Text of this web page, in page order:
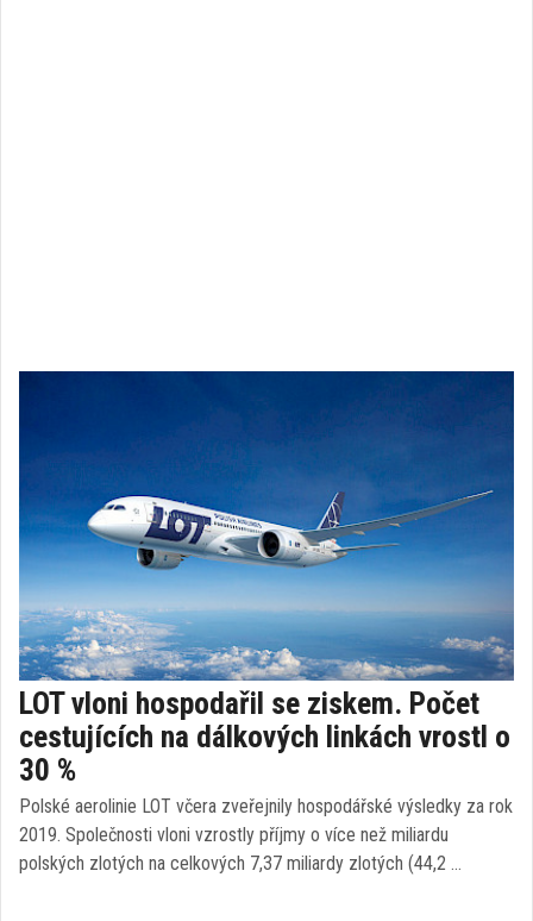
LOT vloni hospodařil se ziskem. Počet
cestujících na dálkových linkách vrostl o
30 %
Polské aerolinie LOT včera zveřejnily hospodářské výsledky za rok
2019. Společnosti vloni vzrostly příjmy o více než miliardu
polských zlotých na celkových 7,37 miliardy zlotých (44,2 …